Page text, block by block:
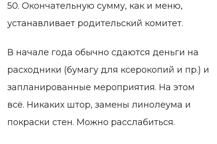
50. Окончательную сумму, как и меню,
устанавливает родительский комитет.
В начале года обычно сдаются деньги на
расходники (бумагу для ксерокопий и пр.) и
запланированные мероприятия. На этом
всё. Никаких штор, замены линолеума и
покраски стен. Можно расслабиться.